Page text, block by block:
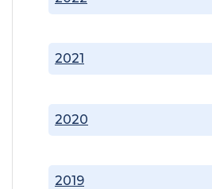
2019
2020
2021